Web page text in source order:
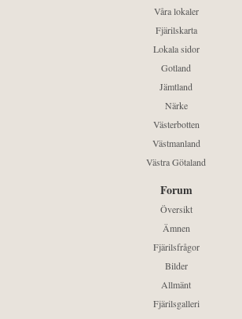
Våra lokaler
Fjärilskarta
Lokala sidor
Gotland
Jämtland
Närke
Västerbotten
Västmanland
Västra Götaland
Forum
Översikt
Ämnen
Fjärilsfrågor
Bilder
Allmänt
Fjärilsgalleri